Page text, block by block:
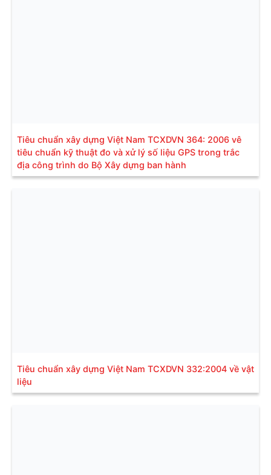
Tiêu chuẩn xây dựng Việt Nam TCXDVN 364: 2006 vê
tiêu chuẩn kỹ thuật đo và xử lý số liệu GPS trong trắc
địa công trình do Bộ Xây dựng ban hành
Tiêu chuẩn xây dựng Việt Nam TCXDVN 332:2004 về vật
liệu